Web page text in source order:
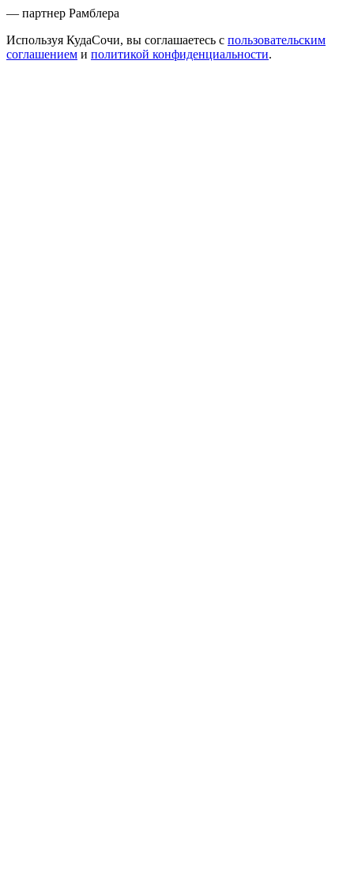
— партнер Рамблера
Используя КудаСочи, вы соглашаетесь с пользовательским
соглашением и политикой конфиденциальности.